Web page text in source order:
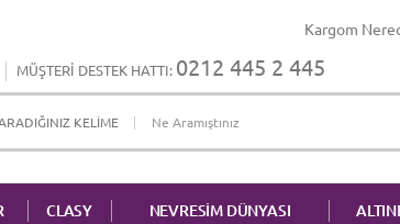
Kargom
MÜŞTERI DESTEK HATTI: 0212 445 2 445
CLASY NEVRESİM DÜNYASI